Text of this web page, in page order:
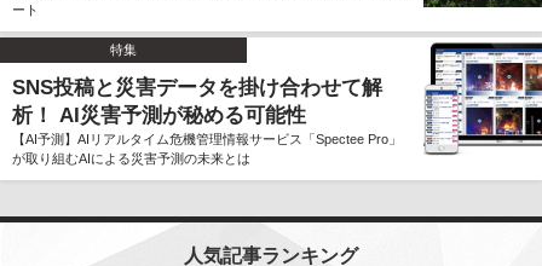
ート
特集
SNS投稿と災害データを掛け合わせて解
析！ AI災害予測が秘める可能性
【AI予測】AIリアルタイム危機管理情報サービス「Spectee Pro」
が取り組むAIによる災害予測の未来とは
人気記事ランキング